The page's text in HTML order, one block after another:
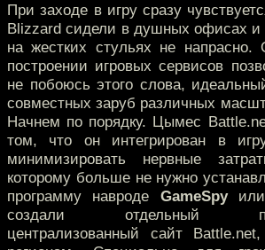
При заходе в игру сразу
Blizzard сидели в душных офисах и
на жестких стульях не
построении игровых сервисов
не побоюсь этого слова,
совместных заруб различных
Начнем по порядку. Цымес
том, что он интегрирован в
минимизировать нервные
которому больше не нужно
программу навроде GameSpy
создали отдельный
централизованный сайт